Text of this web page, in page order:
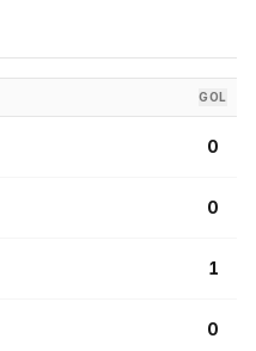
GOL
0
0
1
0